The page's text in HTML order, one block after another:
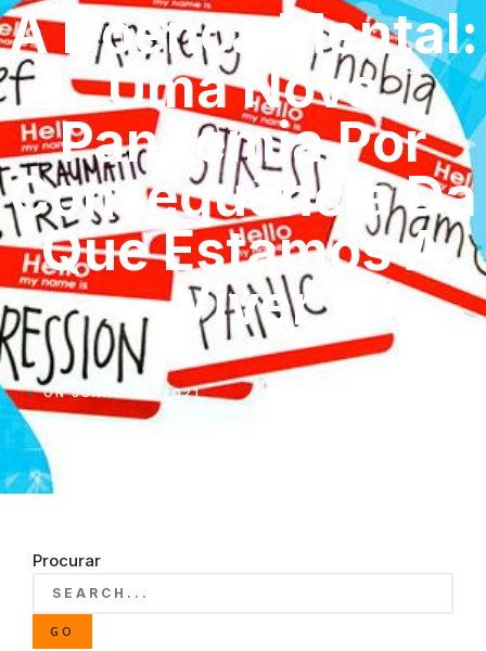
A Doença Mental:
Uma Nova
Pandemia Por
Consequência Da
Que Estamos A
Viver
ON JUNHO 28, 2021
Procurar
GO